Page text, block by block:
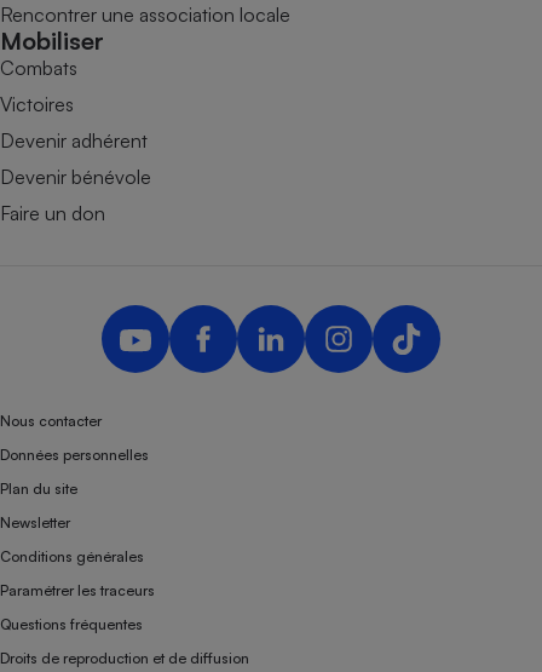
Rencontrer une association locale
Mobiliser
Combats
Victoires
Devenir adhérent
Devenir bénévole
Faire un don
Nous contacter
Données personnelles
Plan du site
Newsletter
Conditions générales
Paramétrer les traceurs
Questions fréquentes
Droits de reproduction et de diffusion